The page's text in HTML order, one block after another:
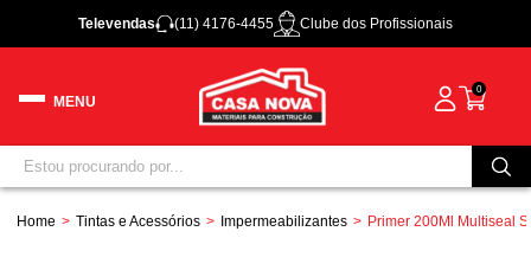
Televendas (11) 4176-4455 Clube dos Profissionais
0
Home Tintas e Acessórios Impermeabilizantes Primer 200Ml Multiseal